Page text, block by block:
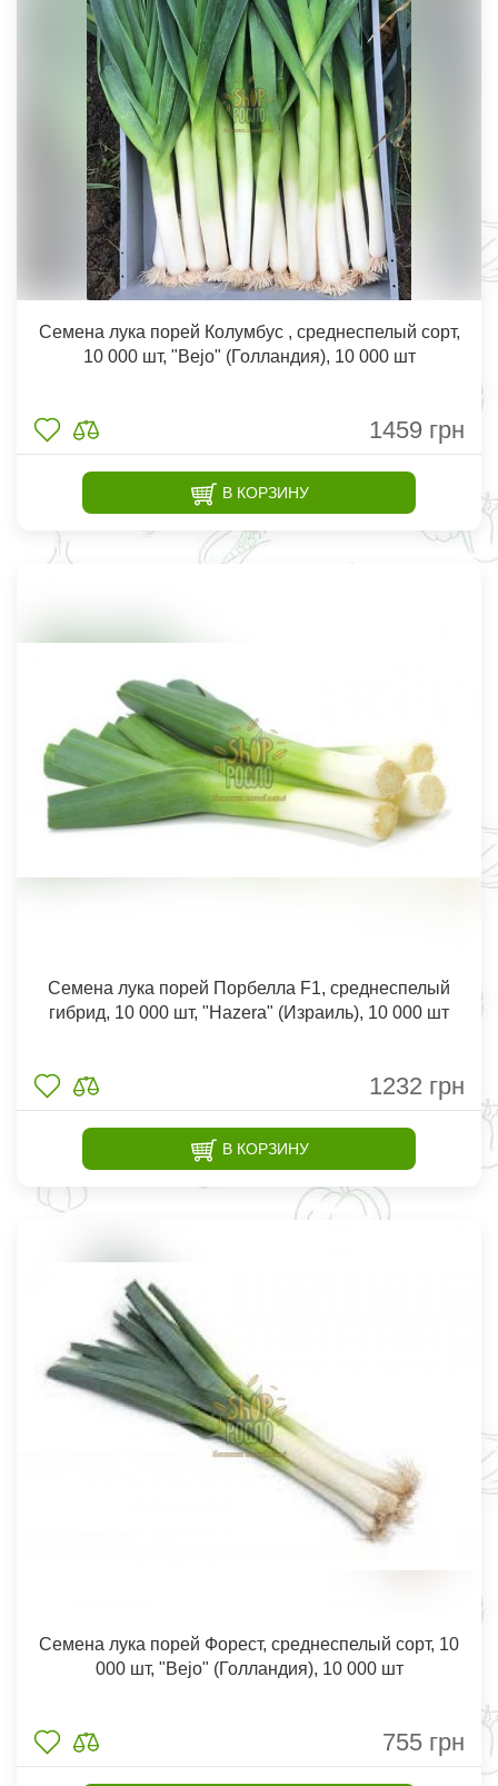
Семена лука порей Колумбус , среднеспелый сорт,
10 000 шт, "Bejo" (Голландия), 10 000 шт
1459 грн
В КОРЗИНУ
Семена лука порей Порбелла F1, среднеспелый
гибрид, 10 000 шт, "Hazera" (Израиль), 10 000 шт
1232 грн
В КОРЗИНУ
Семена лука порей Форест, среднеспелый сорт, 10
000 шт, "Bejo" (Голландия), 10 000 шт
755 грн